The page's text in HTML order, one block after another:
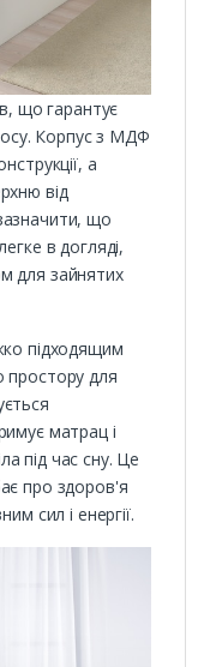
що гарантує
Корпус з МДФ
а
від
що
в догляді,
для зайнятих
підходящим
простору для
матрац і
під час сну. Це
про здоров'я
сил і енергії.